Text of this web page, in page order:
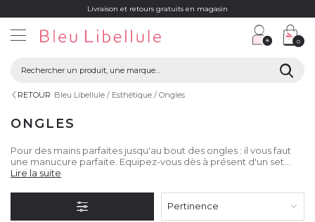
Livraison et retours gratuits en magasin
0
RETOUR Bleu Libellule Esthétique Ongles
ONGLES
Pour des mains parfaites jusqu'au bout des ongles : il vous faut
une manucure parfaite. Equipez-vous dès à présent d'un set
manucure complet sur Bleu Libellule ou trouvez la pépite parmi
permanent, résine) qui saura mettre en valeur vos petites mains.
Lire la suite
Pertinence